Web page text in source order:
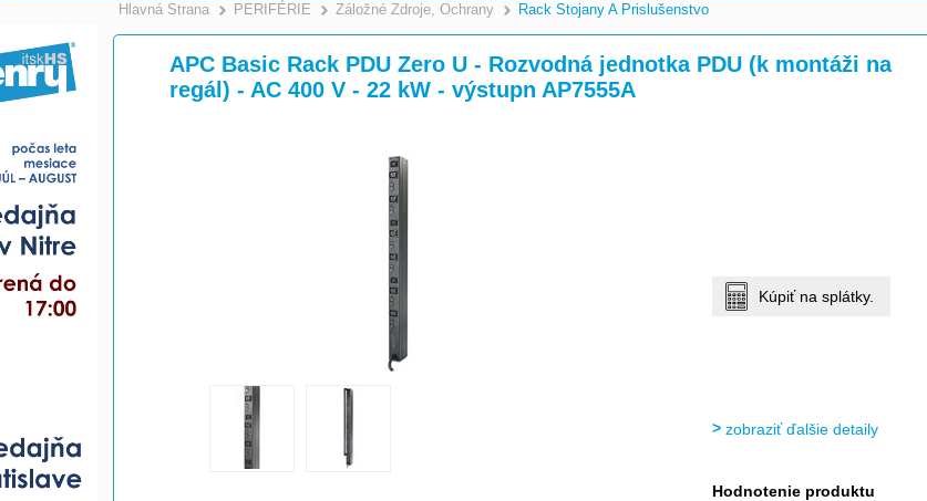
Hlavná Strana >
PERIFÉRIE >
Záložné Zdroje, Ochrany >
Rack Stojany A Prislušenstvo
APC Basic Rack PDU Zero U - Rozvodná jednotka PDU (k montáži na
regál) - AC 400 V - 22 kW - výstupn AP7555A
Kúpiť na splátky.
zobraziť ďalšie detaily
Hodnotenie produktu